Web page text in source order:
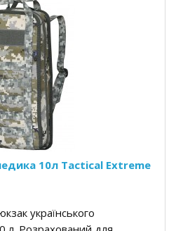
10л Tactical Extreme
українського